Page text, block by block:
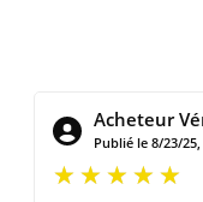
Acheteur
Publié le 3/2/25,